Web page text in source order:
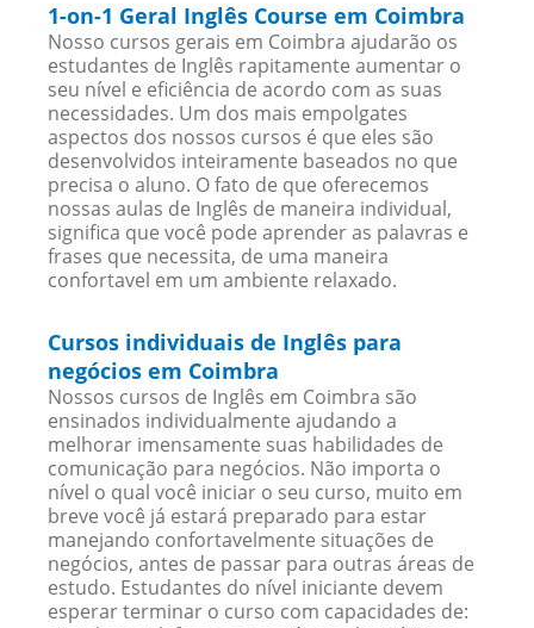
1-on-1 Geral Inglês Course em Coimbra
Nosso cursos gerais em Coimbra ajudarão os
estudantes de Inglês rapitamente aumentar o
seu nível e eficiência de acordo com as suas
necessidades. Um dos mais empolgates
aspectos dos nossos cursos é que eles são
desenvolvidos inteiramente baseados no que
precisa o aluno. O fato de que oferecemos
nossas aulas de Inglês de maneira individual,
significa que você pode aprender as palavras e
frases que necessita, de uma maneira
confortavel em um ambiente relaxado.
Cursos individuais de Inglês para
negócios em Coimbra
Nossos cursos de Inglês em Coimbra são
ensinados individualmente ajudando a
melhorar imensamente suas habilidades de
comunicação para negócios. Não importa o
nível o qual você iniciar o seu curso, muito em
breve você já estará preparado para estar
manejando confortavelmente situações de
negócios, antes de passar para outras áreas de
estudo. Estudantes do nível iniciante devem
esperar terminar o curso com capacidades de: